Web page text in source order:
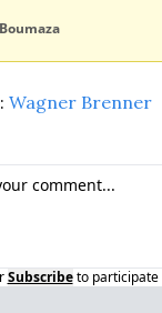
Wagner Brenner
Subscribe to participate